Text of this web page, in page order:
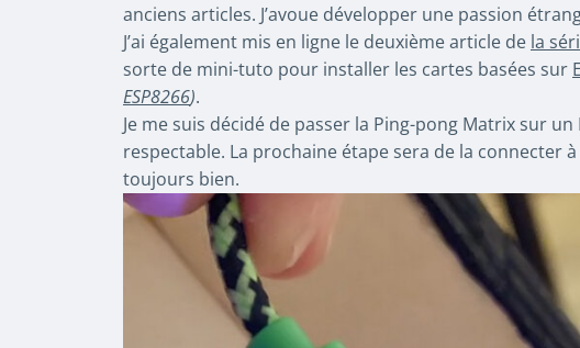
anciens articles. J’avoue développer une passion
J’ai également mis en ligne le deuxième article de la
sorte de mini-tuto pour installer les cartes basées sur
ESP8266).
Je me suis décidé de passer la Ping-pong Matrix sur un
respectable. La prochaine étape sera de la connecter
toujours bien.